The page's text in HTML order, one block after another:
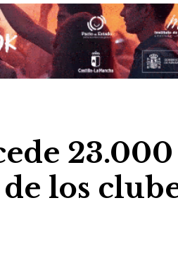
23.000
los